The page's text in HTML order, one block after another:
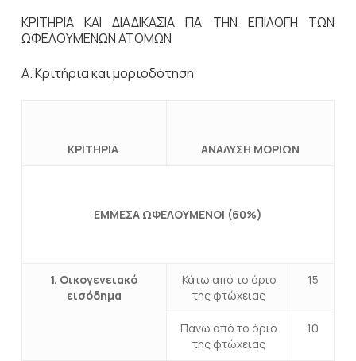
ΚΡΙΤΗΡΙΑ ΚΑΙ ΔΙΑΔΙΚΑΣΙΑ ΓΙΑ ΤΗΝ ΕΠΙΛΟΓΗ ΤΩΝ
ΩΦΕΛΟΥΜΕΝΩΝ ΑΤΟΜΩΝ
Α. Κριτήρια και μοριοδότηση
ΚΡΙΤΗΡΙΑ ΑΝΑΛΥΣΗ ΜΟΡΙΩΝ
ΕΜΜΕΣΑ ΩΦΕΛΟΥΜΕΝΟΙ (60%)
1. Οικογενειακό
εισόδημα
Κάτω από το όριο
της φτώχειας
15
Πάνω από το όριο
της φτώχειας
10